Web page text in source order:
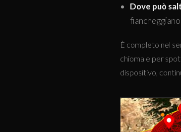
Dove può
È completo nel
chioma e per
dispositivo,